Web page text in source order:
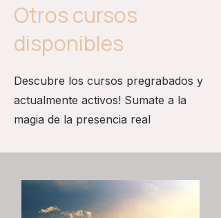
Otros cursos
disponibles
Descubre los cursos pregrabados y
actualmente activos! Sumate a la
magia de la presencia real